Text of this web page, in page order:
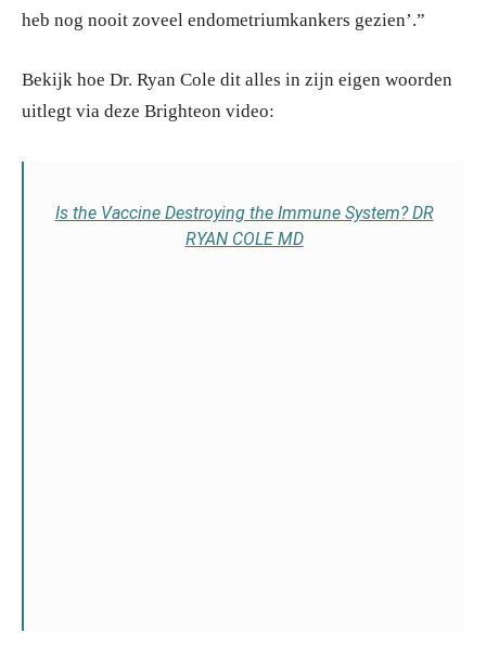
heb nog nooit zoveel endometriumkankers gezien’.”
Bekijk hoe Dr. Ryan Cole dit alles in zijn eigen woorden
uitlegt via deze Brighteon video:
Is the Vaccine Destroying the Immune System? DR
RYAN COLE MD